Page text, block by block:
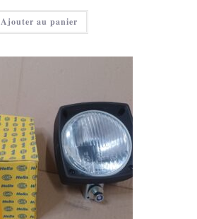
100,00 €.
actuel
est :
50,00 €.
Ajouter au panier